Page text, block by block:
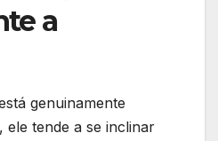
a
genuinamente
ele tende a se inclinar